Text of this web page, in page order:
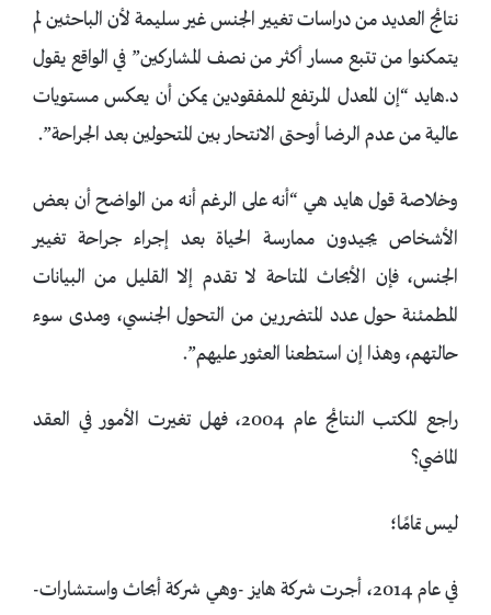
نتائج العديد من دراسات تغيير الجنس غير سليمة لأن الباحثين لم
يتمكنوا من تتبع مسار أكثر من نصف المشاركين” في الواقع يقول
د.هايد “إن المعدل المرتفع للمفقودين يمكن أن يعكس مستويات
عالية من عدم الرضا أوحتى الانتحار بين المتحولين بعد الجراحة”.
وخلاصة قول هايد هي “أنه على الرغم أنه من الواضح أن بعض
الأشخاص يجيدون ممارسة الحياة بعد إجراء جراحة تغيير
الجنس، فإن الأبحاث المتاحة لا تقدم إلا القليل من البيانات
المطمئنة حول عدد المتضررين من التحول الجنسي، ومدى سوء
حالتهم، وهذا إن استطعنا العثور عليهم”.
راجع المكتب النتائج عام 2004، فهل تغيرت الأمور في العقد
الماضي؟
ليس تمامًا؛
في عام 2014، أجرت شركة هايز -وهي شركة أبحاث واستشارات-